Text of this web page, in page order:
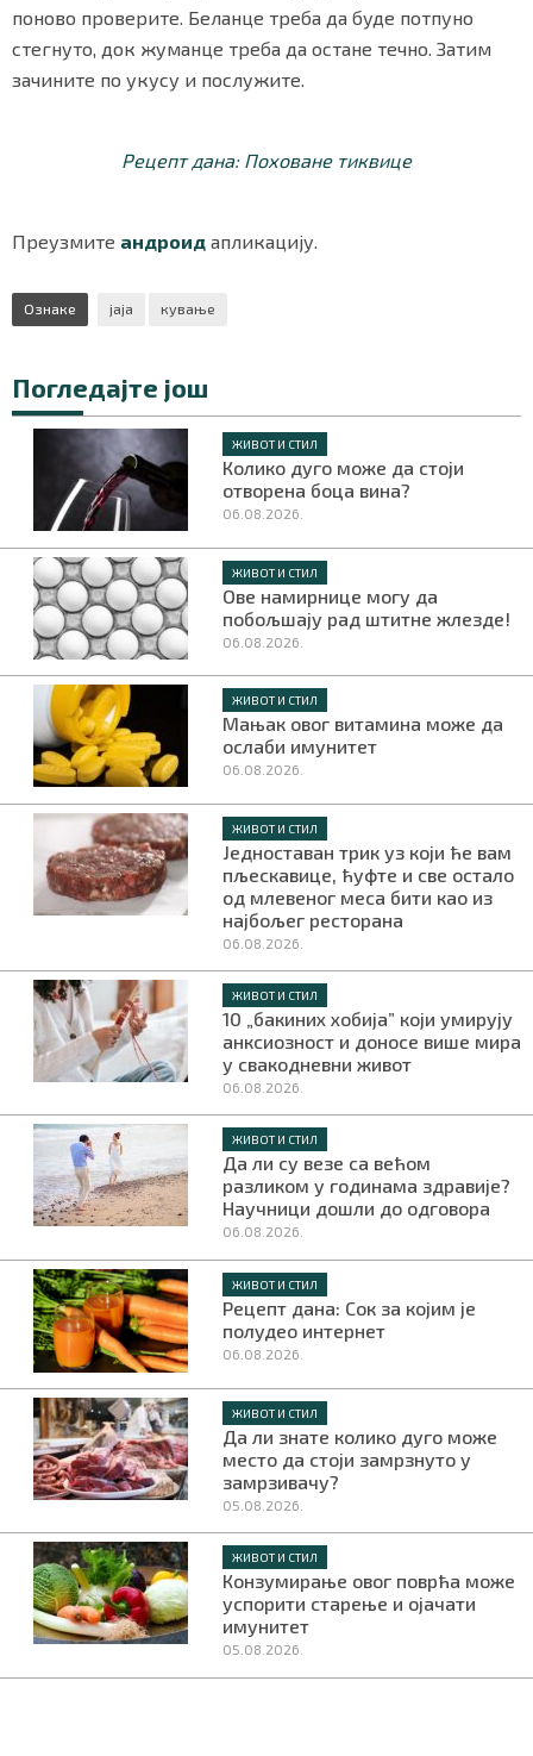
поново проверите. Беланце треба да буде потпуно
стегнуто, док жуманце треба да остане течно. Затим
зачините по укусу и послужите.
Рецепт дана: Поховане тиквице
Преузмите андроид апликацију.
Ознаке јаја кување
Погледајте још
ЖИВОТ И СТИЛ
Колико дуго може да стоји
отворена боца вина?
06.08.2026.
ЖИВОТ И СТИЛ
Ове намирнице могу да
побољшају рад штитне жлезде!
06.08.2026.
ЖИВОТ И СТИЛ
Мањак овог витамина може да
ослаби имунитет
06.08.2026.
ЖИВОТ И СТИЛ
Једноставан трик уз који ће вам
пљескавице, ћуфте и све остало
од млевеног меса бити као из
најбољег ресторана
06.08.2026.
ЖИВОТ И СТИЛ
10 „бакиних хобија” који умирују
анксиозност и доносе више мира
у свакодневни живот
06.08.2026.
ЖИВОТ И СТИЛ
Да ли су везе са већом
разликом у годинама здравије?
Научници дошли до одговора
06.08.2026.
ЖИВОТ И СТИЛ
Рецепт дана: Сок за којим је
полудео интернет
06.08.2026.
ЖИВОТ И СТИЛ
Да ли знате колико дуго може
место да стоји замрзнуто у
замрзивачу?
05.08.2026.
ЖИВОТ И СТИЛ
Конзумирање овог поврћа може
успорити старење и ојачати
имунитет
05.08.2026.